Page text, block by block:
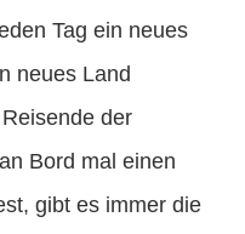
Tag ein neues
neues Land
der
Bord mal einen
gibt es immer die